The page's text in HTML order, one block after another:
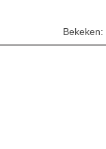
Bekeken: